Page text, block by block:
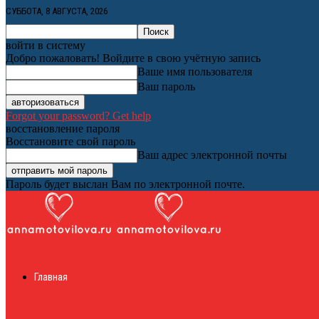
СУББОТА, 8 АВГУСТА, 2026
войти в систему
Добро пожаловать! Войдите в свою учётную запись
Ваше имя пользователя
Ваш пароль
Forgot your password? Get help
восстановление пароля
Восстановите свой пароль
Ваш адрес электронной почты
Пароль будет выслан Вам по электронной почте.
Главная